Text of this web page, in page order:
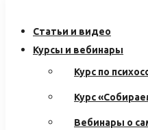
Статьи и видео
Курсы и вебинары
Курс по
Курс
Вебинары о